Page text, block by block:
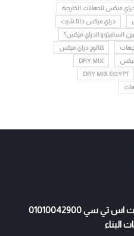
ميكس للدهانات الخارجية
دراي ميكس داتا شيت
السافيتو و الدراي ميكس؟
كتالوج دراي ميكس
DRY MIX
DRY MIX EGYPT
شركة المتخصص للتجارة والمقاولات اس تي سي 01010042900
البناء